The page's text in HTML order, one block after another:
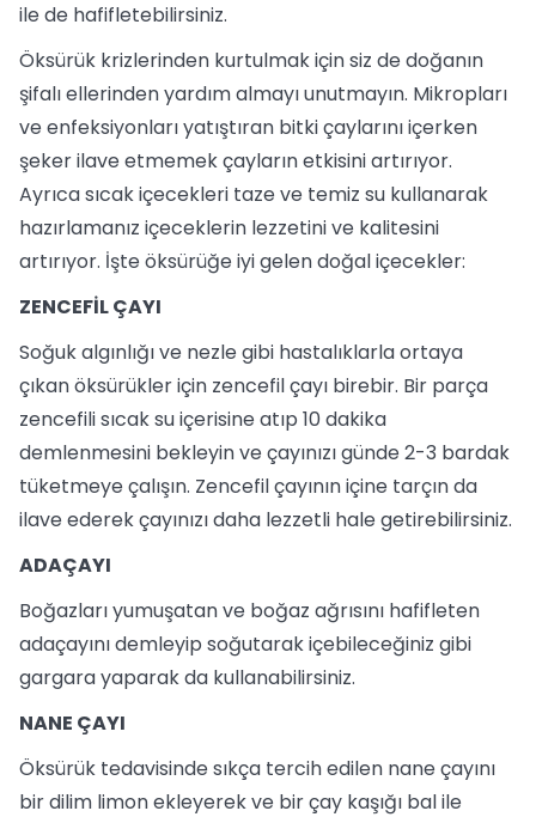
ile de hafifletebilirsiniz.
Öksürük krizlerinden kurtulmak için siz de doğanın
şifalı ellerinden yardım almayı unutmayın. Mikropları
ve enfeksiyonları yatıştıran bitki çaylarını içerken
şeker ilave etmemek çayların etkisini artırıyor.
Ayrıca sıcak içecekleri taze ve temiz su kullanarak
hazırlamanız içeceklerin lezzetini ve kalitesini
artırıyor. İşte öksürüğe iyi gelen doğal içecekler:
ZENCEFİL ÇAYI
Soğuk algınlığı ve nezle gibi hastalıklarla ortaya
çıkan öksürükler için zencefil çayı birebir. Bir parça
zencefili sıcak su içerisine atıp 10 dakika
demlenmesini bekleyin ve çayınızı günde 2-3 bardak
tüketmeye çalışın. Zencefil çayının içine tarçın da
ilave ederek çayınızı daha lezzetli hale getirebilirsiniz.
ADAÇAYI
Boğazları yumuşatan ve boğaz ağrısını hafifleten
adaçayını demleyip soğutarak içebileceğiniz gibi
gargara yaparak da kullanabilirsiniz.
NANE ÇAYI
Öksürük tedavisinde sıkça tercih edilen nane çayını
bir dilim limon ekleyerek ve bir çay kaşığı bal ile